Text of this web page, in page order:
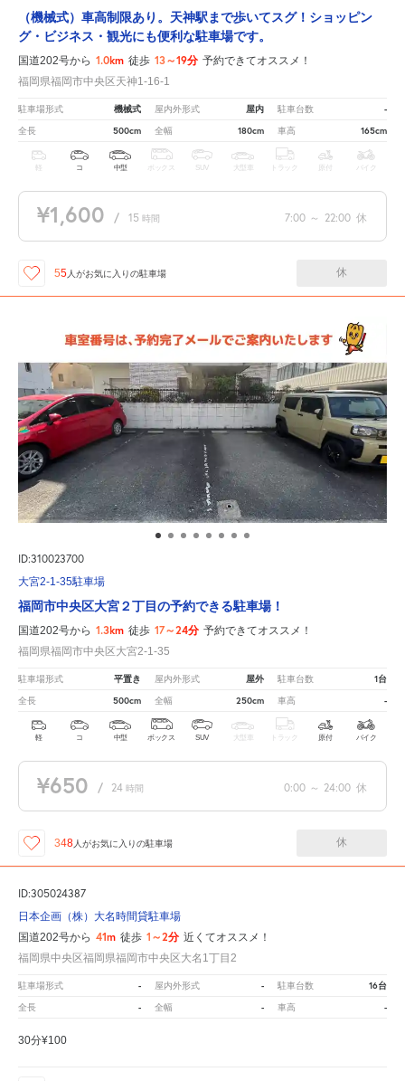
（機械式）車高制限あり。天神駅まで歩いてスグ！ショッピン
グ・ビジネス・観光にも便利な駐車場です。
国道202号から 1.0km 徒歩 13～19分 予約できてオススメ！
福岡県福岡市中央区天神1-16-1
駐車場形式 機械式 屋内外形式 屋内 駐車台数 -
全長 500cm 全幅 180cm 車高 165cm
軽 コ 中型 ボックス SUV 大型車 トラック 原付 バイク
¥1,600 / 15 時間 7:00 ～ 22:00 休
55 人がお気に入りの駐車場 休
ID:310023700
大宮2-1-35駐車場
福岡市中央区大宮２丁目の予約できる駐車場！
国道202号から 1.3km 徒歩 17～24分 予約できてオススメ！
福岡県福岡市中央区大宮2-1-35
駐車場形式 平置き 屋内外形式 屋外 駐車台数 1台
全長 500cm 全幅 250cm 車高 -
軽 コ 中型 ボックス SUV 大型車 トラック 原付 バイク
¥650 / 24 時間 0:00 ～ 24:00 休
348 人がお気に入りの駐車場 休
ID:305024387
日本企画（株）大名時間貸駐車場
国道202号から 41m 徒歩 1～2分 近くてオススメ！
福岡県中央区福岡県福岡市中央区大名1丁目2
駐車場形式 - 屋内外形式 - 駐車台数 16台
全長 - 全幅 - 車高 -
30分¥100